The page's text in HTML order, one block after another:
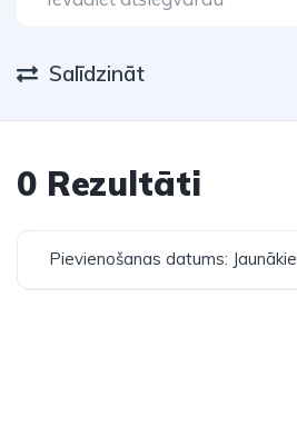
Salīdzināt
0 Rezultāti
Pievienošanas datums: Jaunākie